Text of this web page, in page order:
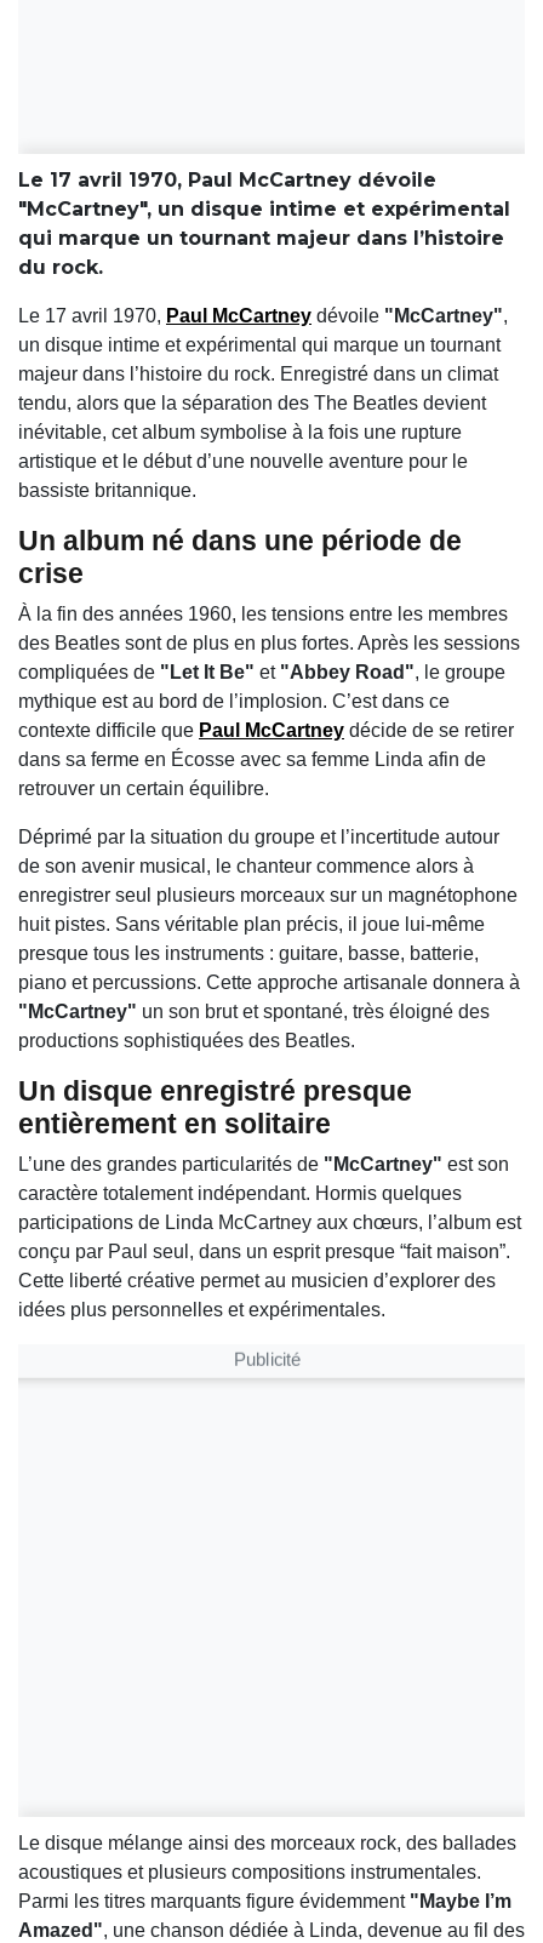
Le 17 avril 1970, Paul McCartney dévoile
"McCartney", un disque intime et expérimental
qui marque un tournant majeur dans l’histoire
du rock.
Le 17 avril 1970, Paul McCartney dévoile "McCartney",
un disque intime et expérimental qui marque un tournant
majeur dans l’histoire du rock. Enregistré dans un climat
tendu, alors que la séparation des The Beatles devient
inévitable, cet album symbolise à la fois une rupture
artistique et le début d’une nouvelle aventure pour le
bassiste britannique.
Un album né dans une période de
crise
À la fin des années 1960, les tensions entre les membres
des Beatles sont de plus en plus fortes. Après les sessions
compliquées de "Let It Be" et "Abbey Road", le groupe
mythique est au bord de l’implosion. C’est dans ce
contexte difficile que Paul McCartney décide de se retirer
dans sa ferme en Écosse avec sa femme Linda afin de
retrouver un certain équilibre.
Déprimé par la situation du groupe et l’incertitude autour
de son avenir musical, le chanteur commence alors à
enregistrer seul plusieurs morceaux sur un magnétophone
huit pistes. Sans véritable plan précis, il joue lui-même
presque tous les instruments : guitare, basse, batterie,
piano et percussions. Cette approche artisanale donnera à
"McCartney" un son brut et spontané, très éloigné des
productions sophistiquées des Beatles.
Un disque enregistré presque
entièrement en solitaire
L’une des grandes particularités de "McCartney" est son
caractère totalement indépendant. Hormis quelques
participations de Linda McCartney aux chœurs, l’album est
conçu par Paul seul, dans un esprit presque “fait maison”.
Cette liberté créative permet au musicien d’explorer des
idées plus personnelles et expérimentales.
Publicité
Le disque mélange ainsi des morceaux rock, des ballades
acoustiques et plusieurs compositions instrumentales.
Parmi les titres marquants figure évidemment "Maybe I’m
Amazed", une chanson dédiée à Linda, devenue au fil des